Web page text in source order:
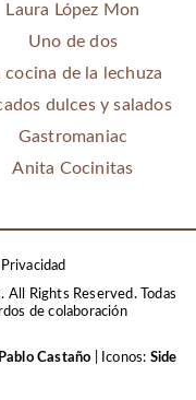
Laura López Mon
Uno de dos
cocina de la lechuza
dulces y salados
Gastromaniac
Anita Cocinitas
All Rights Reserved.Todas
de colaboración
Pablo Castaño | Iconos: Side